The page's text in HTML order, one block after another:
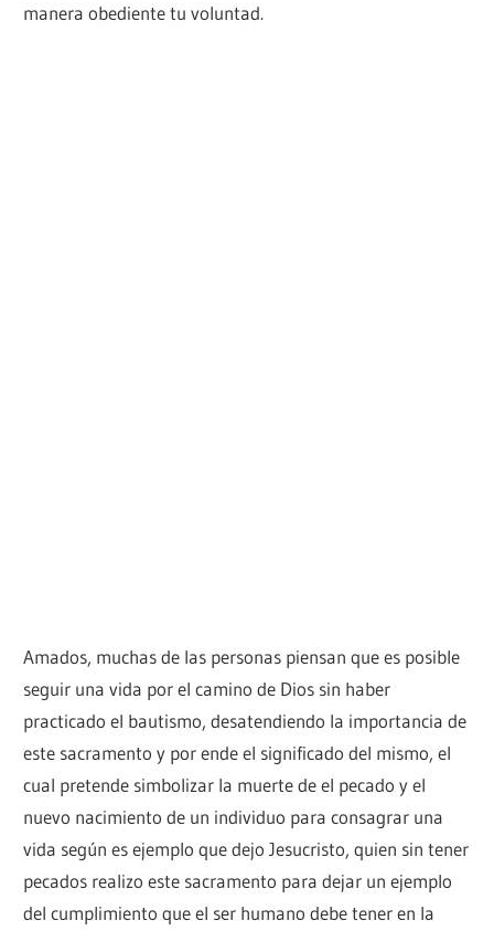
manera obediente tu voluntad.
Amados, muchas de las personas piensan que es posible
seguir una vida por el camino de Dios sin haber
practicado el bautismo, desatendiendo la importancia de
este sacramento y por ende el significado del mismo, el
cual pretende simbolizar la muerte de el pecado y el
nuevo nacimiento de un individuo para consagrar una
vida según es ejemplo que dejo Jesucristo, quien sin tener
pecados realizo este sacramento para dejar un ejemplo
del cumplimiento que el ser humano debe tener en la